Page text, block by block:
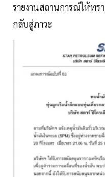
รายงานสถานการณ์ให้ท
กลับสู่ภาวะ